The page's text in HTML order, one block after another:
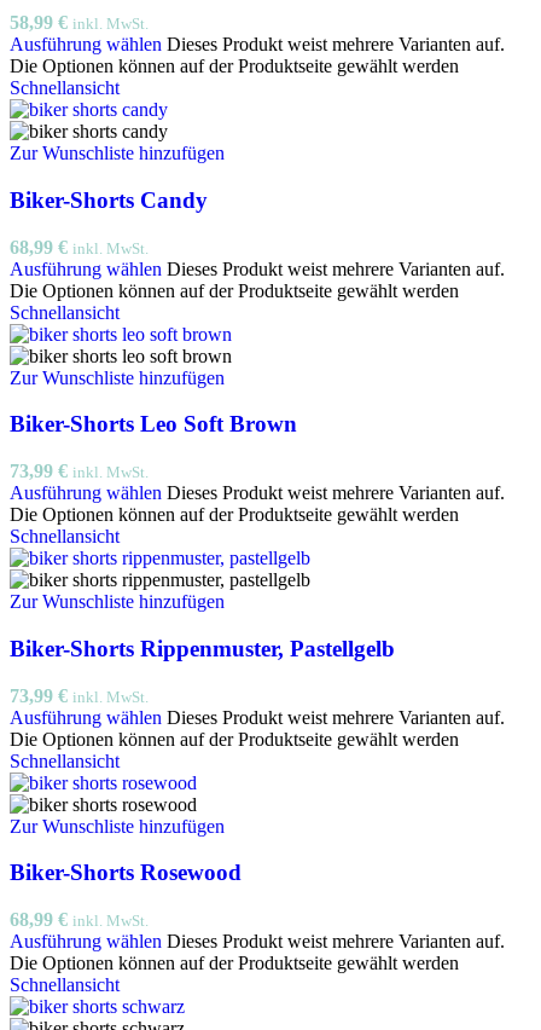
58,99 € inkl. MwSt.
Ausführung wählen Dieses Produkt weist mehrere Varianten auf.
Die Optionen können auf der Produktseite gewählt werden
Schnellansicht
Zur Wunschliste hinzufügen
Biker-Shorts Candy
68,99 € inkl. MwSt.
Ausführung wählen Dieses Produkt weist mehrere Varianten auf.
Die Optionen können auf der Produktseite gewählt werden
Schnellansicht
Zur Wunschliste hinzufügen
Biker-Shorts Leo Soft Brown
73,99 € inkl. MwSt.
Ausführung wählen Dieses Produkt weist mehrere Varianten auf.
Die Optionen können auf der Produktseite gewählt werden
Schnellansicht
Zur Wunschliste hinzufügen
Biker-Shorts Rippenmuster, Pastellgelb
73,99 € inkl. MwSt.
Ausführung wählen Dieses Produkt weist mehrere Varianten auf.
Die Optionen können auf der Produktseite gewählt werden
Schnellansicht
Zur Wunschliste hinzufügen
Biker-Shorts Rosewood
68,99 € inkl. MwSt.
Ausführung wählen Dieses Produkt weist mehrere Varianten auf.
Die Optionen können auf der Produktseite gewählt werden
Schnellansicht